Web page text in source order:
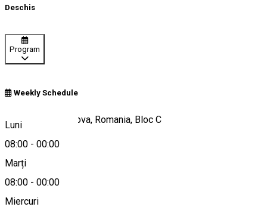
Deschis
Program
Weekly Schedule
Luni
08:00 - 00:00
Marți
08:00 - 00:00
Miercuri
Strada Arieș, Craiova, Romania, Bloc C
Hartă